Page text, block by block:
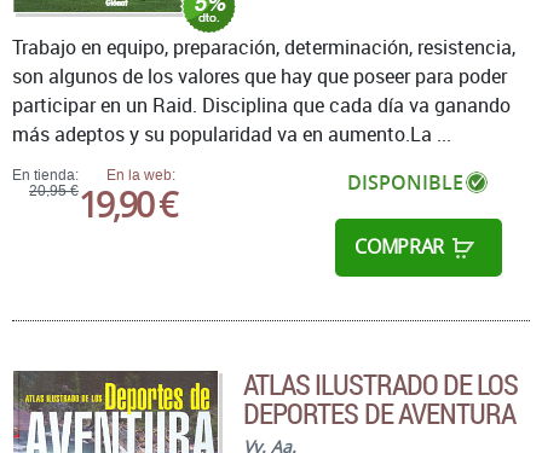
En tienda:
20,95 €
En la web:
19,90 € DISPONIBLE
COMPRAR
Trabajo en equipo, preparación, determinación, resistencia,
son algunos de los valores que hay que poseer para poder
participar en un Raid. Disciplina que cada día va ganando
más adeptos y su popularidad va en aumento.La ...
ATLAS ILUSTRADO DE LOS
DEPORTES DE AVENTURA
Vv. Aa.